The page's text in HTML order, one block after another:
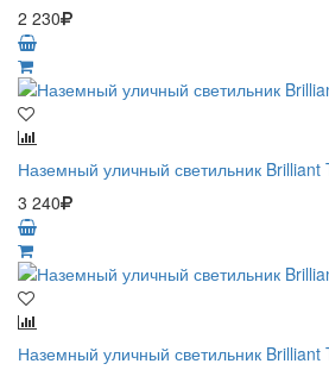
2 230
Наземный уличный светильник Brilliant
3 240
Наземный уличный светильник Brilliant